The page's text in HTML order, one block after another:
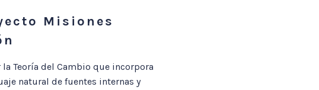
Misiones
Teoría del Cambio que incorpora
natural de fuentes internas y